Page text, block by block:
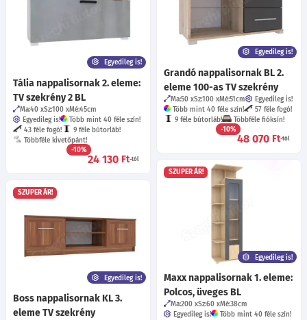
Egyedileg is!
Grandó nappalisornak BL 2.
eleme 100-as TV szekrény
Ma:50 Sz:100 Mé:51cm
Egyedileg is!
Több mint 40 féle szín!
57 féle fogó!
9 féle bútorláb!
Többféle fióksín!
-10%
48 070 Ft-tól
Egyedileg is!
Tália nappalisornak 2. eleme:
TV szekrény 2 BL
Ma:40 Sz:100 Mé:45cm
Egyedileg is!
Több mint 40 féle szín!
43 féle fogó!
9 féle bútorláb!
Többféle kivetőpánt!
-10%
24 130 Ft-tól
SZUPER ÁR!
Egyedileg is!
Maxx nappalisornak 1. eleme:
Polcos, üveges BL
Ma:200 Sz:60 Mé:38cm
Egyedileg is!
Több mint 40 féle szín!
SZUPER ÁR!
Egyedileg is!
Boss nappalisornak KL 3.
eleme TV szekrény